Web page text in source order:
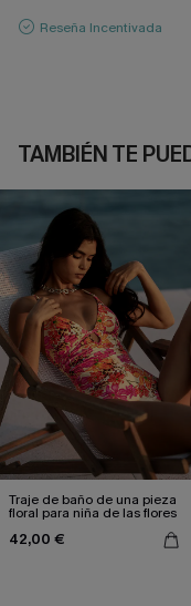
Reseña Incentivada
TAMBIÉN TE
Traje de baño de una pieza
floral para niña de las flores
42,00 €